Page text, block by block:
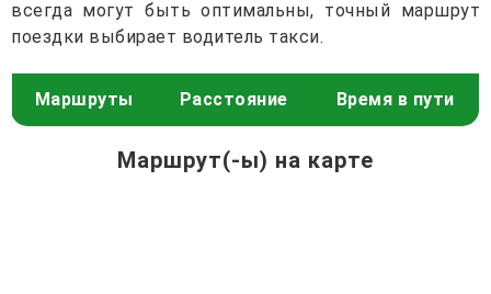
всегда могут быть оптимальны, точный маршрут
поездки выбирает водитель такси.
Маршруты Расстояние Время в пути
Маршрут(-ы) на карте